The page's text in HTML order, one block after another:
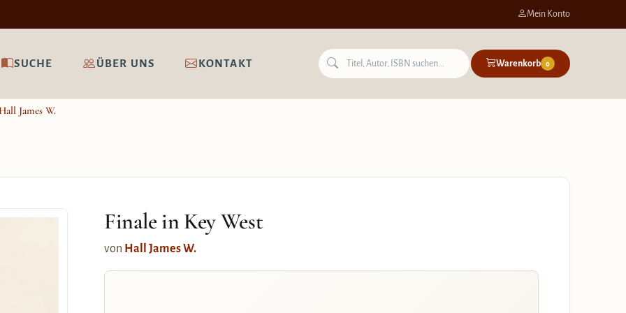
Mein Konto
SUCHE ÜBER UNS KONTAKT Warenkorb 0
James W.
Finale in Key West
von Hall James W.